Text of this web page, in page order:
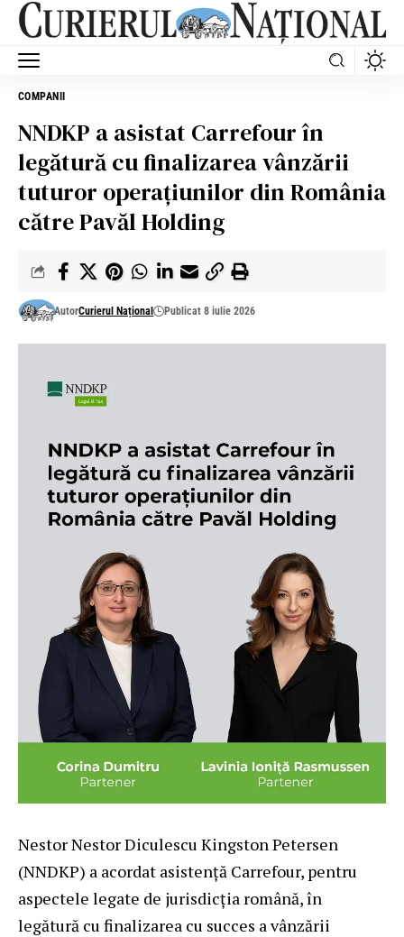
COMPANII
NNDKP a asistat Carrefour în
legătură cu finalizarea vânzării
tuturor operațiunilor din România
către Pavăl Holding
AutorCurierul Național Publicat 8 iulie 2026
Nestor Nestor Diculescu Kingston Petersen
(NNDKP) a acordat asistență Carrefour, pentru
aspectele legate de jurisdicția română, în
legătură cu finalizarea cu succes a vânzării